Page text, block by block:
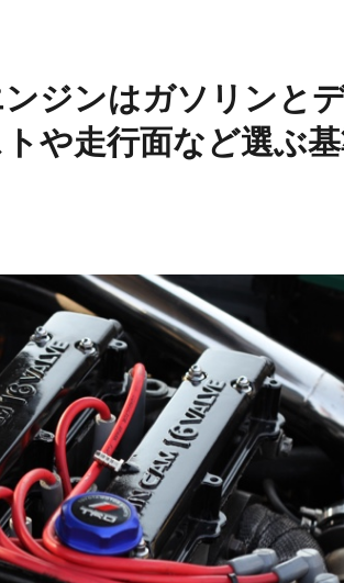
ジンはガソリンと
や走行面など選ぶ